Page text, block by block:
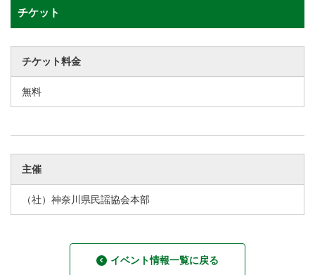
チケット
チケット料金
無料
主催
（社）神奈川県民謡協会本部
イベント情報一覧に戻る